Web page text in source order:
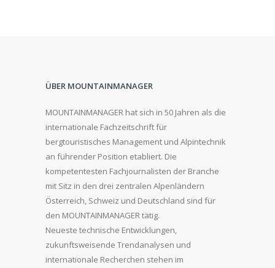
ÜBER MOUNTAINMANAGER
MOUNTAINMANAGER hat sich in 50 Jahren als die
internationale Fachzeitschrift für
bergtouristisches Management und Alpintechnik
an führender Position etabliert. Die
kompetentesten Fachjournalisten der Branche
mit Sitz in den drei zentralen Alpenländern
Österreich, Schweiz und Deutschland sind für
den MOUNTAINMANAGER tätig.
Neueste technische Entwicklungen,
zukunftsweisende Trendanalysen und
internationale Recherchen stehen im